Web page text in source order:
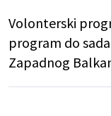
Volonterski
program do
Zapadnog